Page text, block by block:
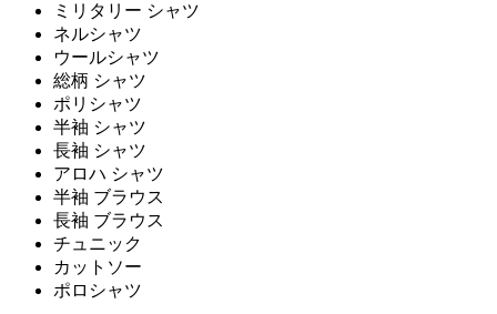
ミリタリー シャツ
ネルシャツ
ウールシャツ
総柄 シャツ
ポリシャツ
半袖 シャツ
長袖 シャツ
アロハ シャツ
半袖 ブラウス
長袖 ブラウス
チュニック
カットソー
ポロシャツ